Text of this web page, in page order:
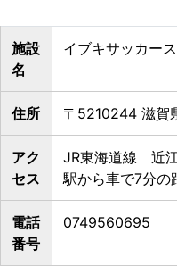
施設
名
イブキサッカー
住所 〒5210244 滋賀
アク
セス
JR東海道線 近
駅から車で7分の
電話
番号
0749560695